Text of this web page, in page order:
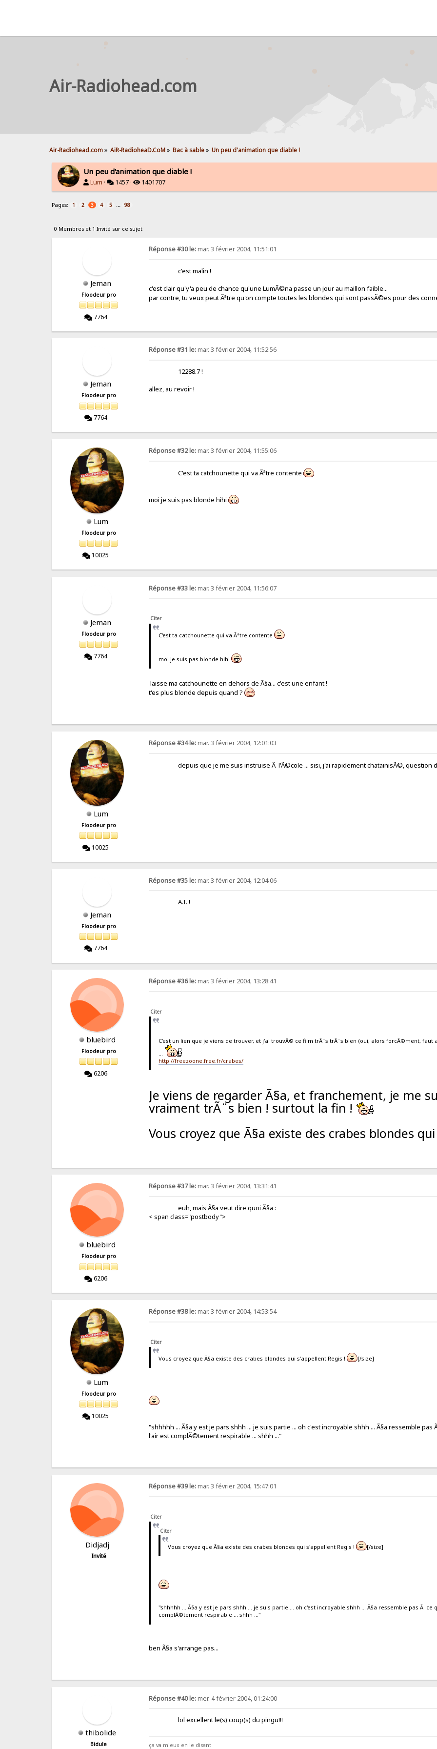
Air-Radiohead.com
Air-Radiohead.com» AiR-RadioheaD.CoM» Bac à sable» Un peu d'animation que diable !
Un peu d'animation que diable !
Lum · 1457 · 1401707
Pages: 1 2 3 4 5 ... 98
0 Membres et 1 Invité sur ce sujet
Jeman
Floodeur pro
7764
Réponse #30 le:mar. 3 février 2004, 11:51:01
c'est malin !
c'est clair qu'y'a peu de chance qu'une LumÃ©na passe un jour au maillon faible...
par contre, tu veux peut Ãªtre qu'on compte toutes les blondes qui sont passÃ©es pour des
Jeman
Floodeur pro
7764
Réponse #31 le:mar. 3 février 2004, 11:52:56
12288.7 !
allez, au revoir !
Lum
Floodeur pro
10025
Réponse #32 le:mar. 3 février 2004, 11:55:06
C'est ta catchounette qui va Ãªtre contente
moi je suis pas blonde hihi
Jeman
Floodeur pro
7764
Réponse #33 le:mar. 3 février 2004, 11:56:07
Citer
C'est ta catchounette qui va Ãªtre contente
moi je suis pas blonde hihi
laisse ma catchounette en dehors de Ã§a... c'est une enfant !
t'es plus blonde depuis quand ?
Lum
Floodeur pro
10025
Réponse #34 le:mar. 3 février 2004, 12:01:03
depuis que je me suis instruise Ã l'Ã©cole ... sisi, j'ai rapidement chatainisÃ©, question
Jeman
Floodeur pro
7764
Réponse #35 le:mar. 3 février 2004, 12:04:06
A.I. !
bluebird
Floodeur pro
6206
Réponse #36 le:mar. 3 février 2004, 13:28:41
Citer
C'est un lien que je viens de trouver, et j'ai trouvÃ© ce film trÃ¨s trÃ¨s bien (oui, alors forcÃ©ment, faut
...
http://freezoone.free.fr/crabes/
Je viens de regarder Ã§a, et franchement, je me
vraiment trÃ¨s bien ! surtout la fin !
Vous croyez que Ã§a existe des crabes blondes
bluebird
Floodeur pro
6206
Réponse #37 le:mar. 3 février 2004, 13:31:41
euh, mais Ã§a veut dire quoi Ã§a :
< span class="postbody">
Lum
Floodeur pro
10025
Réponse #38 le:mar. 3 février 2004, 14:53:54
Citer
Vous croyez que Ã§a existe des crabes blondes qui s'appellent Regis ! [/size]
"shhhhh ... Ã§a y est je pars shhh ... je suis partie ... oh c'est incroyable shhh ... Ã§a ressemble pas
l'air est complÃ©tement respirable ... shhh ..."
Didjadj
Invité
Réponse #39 le:mar. 3 février 2004, 15:47:01
Citer
Citer
Vous croyez que Ã§a existe des crabes blondes qui s'appellent Regis ! [/size]
"shhhhh ... Ã§a y est je pars shhh ... je suis partie ... oh c'est incroyable shhh ... Ã§a ressemble pas Ã
complÃ©tement respirable ... shhh ..."
ben Ã§a s'arrange pas...
thibolide
Bidule
Réponse #40 le:mer. 4 février 2004, 01:24:00
lol excellent le(s) coup(s) du pingu!!!
ça va mieux en le disant